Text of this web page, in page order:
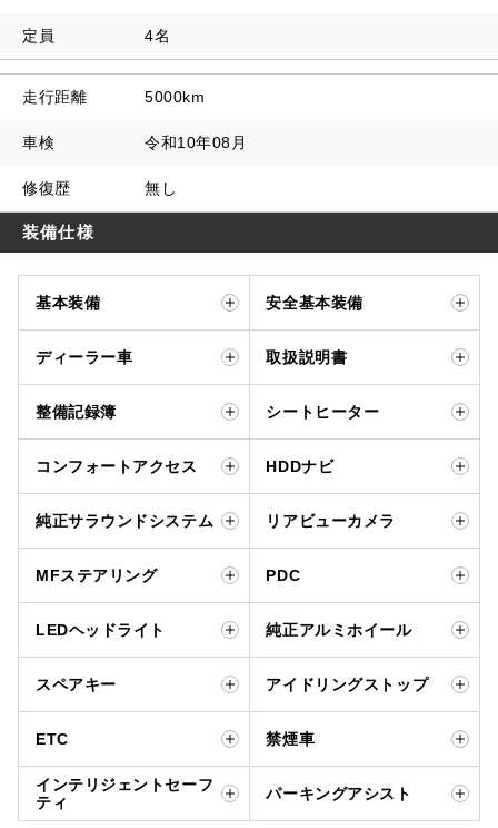
定員 4名
走行距離 5000km
車検 令和10年08月
修復歴 無し
装備仕様
基本装備 安全基本装備
ディーラー車 取扱説明書
整備記録簿 シートヒーター
コンフォートアクセス HDDナビ
純正サラウンドシステム リアビューカメラ
MFステアリング PDC
LEDヘッドライト 純正アルミホイール
スペアキー アイドリングストップ
ETC 禁煙車
インテリジェントセーフ
ティ
パーキングアシスト